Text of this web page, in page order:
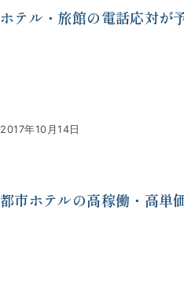
ホテル・旅館の電話応対が
2017年10月14日
都市ホテルの高稼働・高